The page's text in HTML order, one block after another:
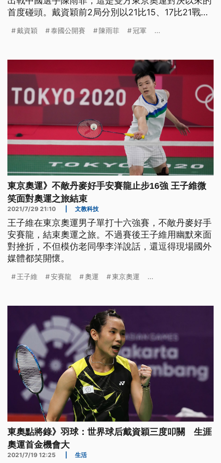
首度碰頭。戴資穎前2局分別以21比15、17比21戰成
美復仇，奪下泰國公開賽冠軍。
戴資穎 泰國公開賽 陳雨菲 冠軍 ...
東京奧運》不敵丹麥好手安賽龍止步16強 王子維微
笑面對奧運之旅結束
2021/7/29 21:10 文教科技
王子維在東京奧運男子單打十六強賽，不敵丹麥好手
安賽龍，結束奧運之旅。不過賽後王子維用幽默來面
對挫折，不但模仿老同學李洋說話，還逗得現場國外
媒體都笑開懷。
王子維 安賽龍 奧運 東京奧運 ...
東奧點將錄》羽球：世界球后戴資穎三度叩關 生涯
奧運首金機會大
2021/7/19 12:25 生活